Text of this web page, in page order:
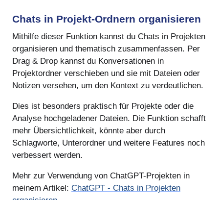
Chats in Projekt-Ordnern organisieren
Mithilfe dieser Funktion kannst du Chats in Projekten
organisieren und thematisch zusammenfassen. Per
Drag & Drop kannst du Konversationen in
Projektordner verschieben und sie mit Dateien oder
Notizen versehen, um den Kontext zu verdeutlichen.
Dies ist besonders praktisch für Projekte oder die
Analyse hochgeladener Dateien. Die Funktion schafft
mehr Übersichtlichkeit, könnte aber durch
Schlagworte, Unterordner und weitere Features noch
verbessert werden.
Mehr zur Verwendung von ChatGPT-Projekten in
meinem Artikel: ChatGPT - Chats in Projekten